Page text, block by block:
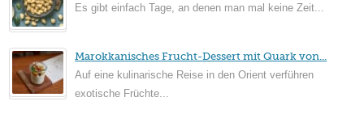
Es gibt einfach Tage, an denen man mal keine Zeit...
Marokkanisches Frucht-Dessert mit Quark von...
Auf eine kulinarische Reise in den Orient verführen
exotische Früchte...